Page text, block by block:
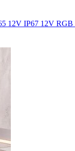
12V IP67 12V RGB